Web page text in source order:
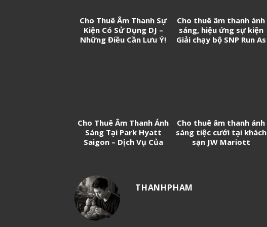
Cho Thuê Âm Thanh Sự
Kiện Có Sử Dụng DJ –
Những Điều Cần Lưu Ý!
Cho thuê âm thanh ánh
sáng, hiệu ứng sự kiện
Giải chạy bộ SNP Run As
Cho Thuê Âm Thanh Ánh
Sáng Tại Park Hyatt
Saigon – Dịch Vụ Của
Cho thuê âm thanh ánh
sáng tiệc cưới tại khách
sạn JW Mariott
THANHPHAM